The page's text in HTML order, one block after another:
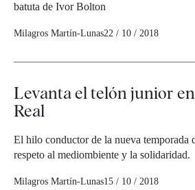
batuta de Ivor Bolton
Milagros Martín-Lunas22 / 10 / 2018
Levanta el telón junior
Real
El hilo conductor de la nueva temporada
respeto al mediombiente y la solidaridad.
Milagros Martín-Lunas15 / 10 / 2018